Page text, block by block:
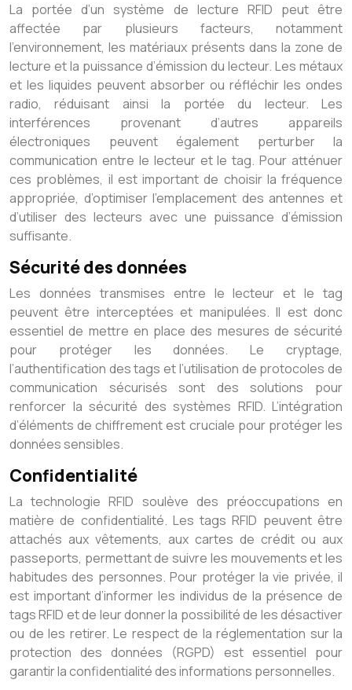
La portée d’un système de lecture RFID peut être
affectée par plusieurs facteurs, notamment
l’environnement, les matériaux présents dans la zone de
lecture et la puissance d’émission du lecteur. Les métaux
et les liquides peuvent absorber ou réfléchir les ondes
radio, réduisant ainsi la portée du lecteur. Les
interférences provenant d’autres appareils
électroniques peuvent également perturber la
communication entre le lecteur et le tag. Pour atténuer
ces problèmes, il est important de choisir la fréquence
appropriée, d’optimiser l’emplacement des antennes et
d’utiliser des lecteurs avec une puissance d’émission
suffisante.
Sécurité des données
Les données transmises entre le lecteur et le tag
peuvent être interceptées et manipulées. Il est donc
essentiel de mettre en place des mesures de sécurité
pour protéger les données. Le cryptage,
l’authentification des tags et l’utilisation de protocoles de
communication sécurisés sont des solutions pour
renforcer la sécurité des systèmes RFID. L’intégration
d’éléments de chiffrement est cruciale pour protéger les
données sensibles.
Confidentialité
La technologie RFID soulève des préoccupations en
matière de confidentialité. Les tags RFID peuvent être
attachés aux vêtements, aux cartes de crédit ou aux
passeports, permettant de suivre les mouvements et les
habitudes des personnes. Pour protéger la vie privée, il
est important d’informer les individus de la présence de
tags RFID et de leur donner la possibilité de les désactiver
ou de les retirer. Le respect de la réglementation sur la
protection des données (RGPD) est essentiel pour
garantir la confidentialité des informations personnelles.